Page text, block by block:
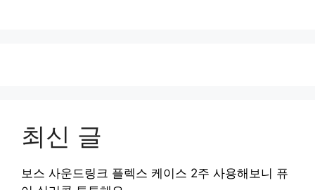
최신 글
보스 사운드링크 플렉스 케이스 2주 사용해보니 퓨